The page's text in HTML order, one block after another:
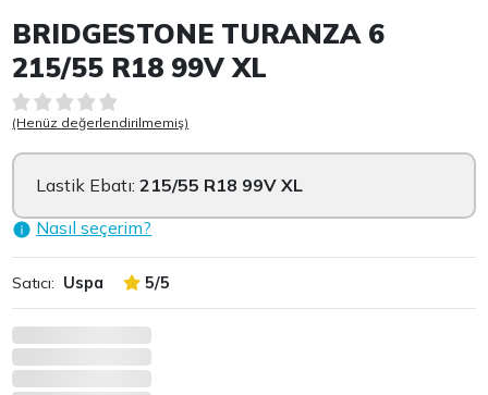
Item 1 of 3
BRIDGESTONE TURANZA 6
215/55 R18 99V XL
(Henüz değerlendirilmemiş)
Lastik Ebatı:215/55 R18 99V XL
Nasıl seçerim?
Satıcı: Uspa 5/5